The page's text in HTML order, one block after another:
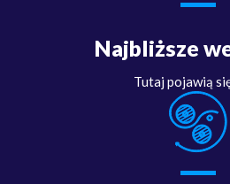
Najbliższe
Tutaj pojawią